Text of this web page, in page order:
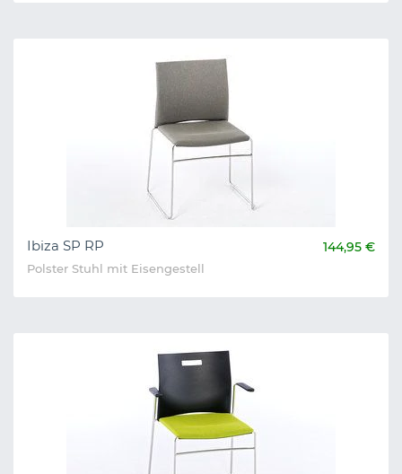
Ibiza SP RP 144,95 €
Polster Stuhl mit Eisengestell